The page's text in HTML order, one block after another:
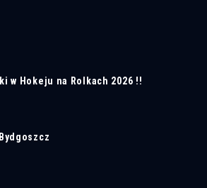
w Hokeju na Rolkach 2026 !!